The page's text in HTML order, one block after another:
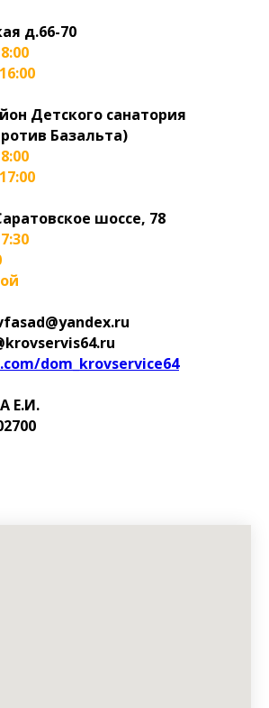
д.66-70
Детского санатория
Базальта)
шоссе, 78
dom_krovservice64
Е.И.